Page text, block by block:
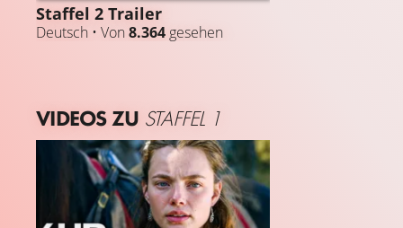
Staffel 2 Trailer
Deutsch • Von8.364 gesehen
VIDEOS ZU STAFFEL 1